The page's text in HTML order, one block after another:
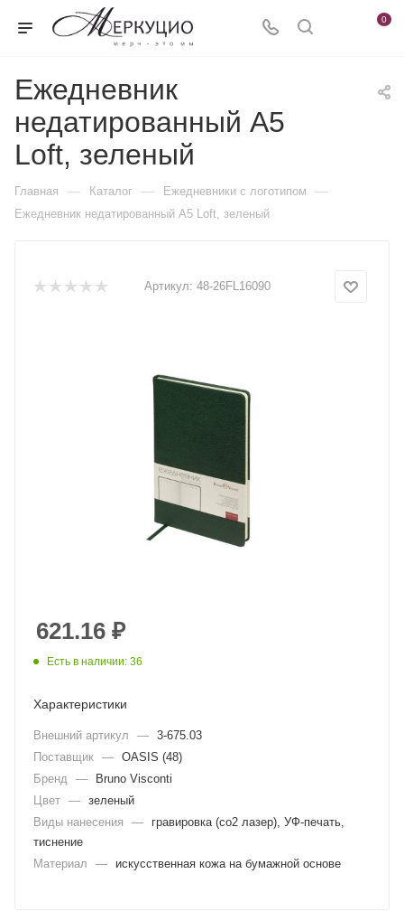
0
Ежедневник
недатированный А5
Loft, зеленый
Главная — Каталог — Ежедневники c логотипом —
Ежедневник недатированный А5 Loft, зеленый
Артикул: 48-26FL16090
621.16 ₽
Есть в наличии: 36
Характеристики
Внешний артикул — 3-675.03
Поставщик — OASIS (48)
Бренд
—
Bruno Visconti
Цвет — зеленый
Виды нанесения
—
гравировка (co2 лазер), УФ-печать,
тиснение
Материал
— искусственная кожа на бумажной основе